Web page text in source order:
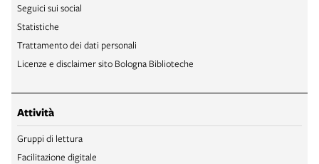
Seguici sui social
Statistiche
Trattamento dei dati personali
Licenze e disclaimer sito Bologna Biblioteche
Attività
Gruppi di lettura
Facilitazione digitale